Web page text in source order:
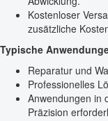
Kostenloser
zusätzliche
Typische
Reparatur und
Professionelles
Anwendungen in
Präzision